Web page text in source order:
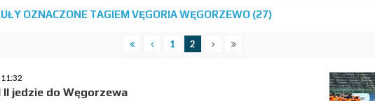
OZNACZONE TAGIEM VĘGORIA WĘGORZEWO (27)
1 2
II jedzie do Węgorzewa